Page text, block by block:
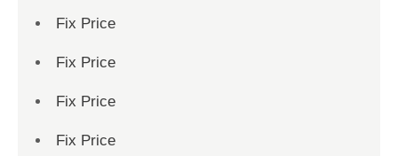
Fix Price
Fix Price
Fix Price
Fix Price